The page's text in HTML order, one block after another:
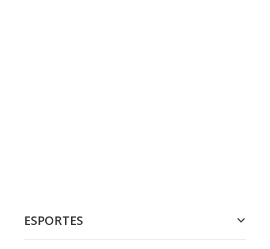
ESPORTES